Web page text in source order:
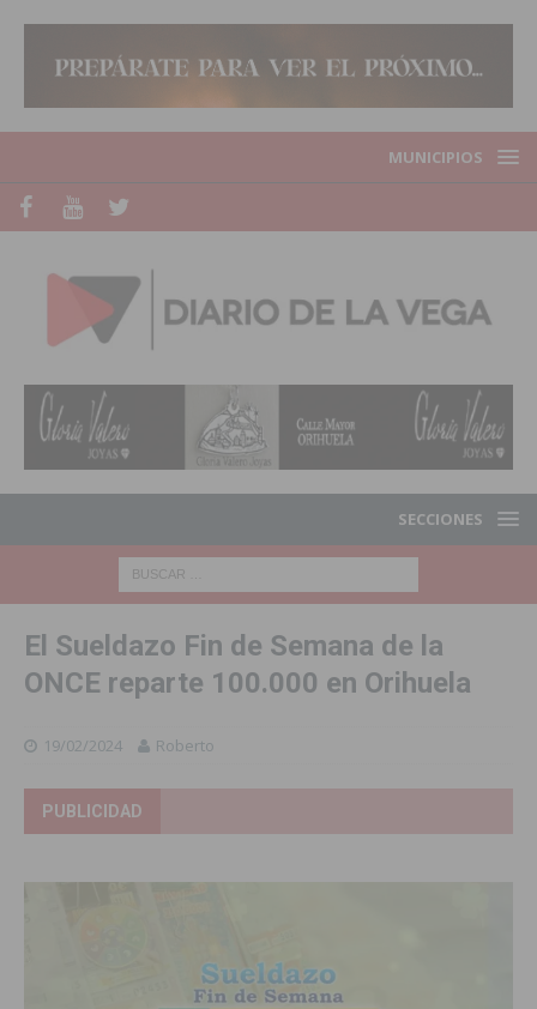
MUNICIPIOS
SECCIONES
El Sueldazo Fin de Semana de la
ONCE reparte 100.000 en Orihuela
19/02/2024 Roberto
PUBLICIDAD